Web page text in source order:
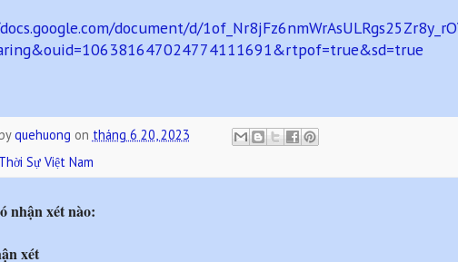
document/d/
quehuong on tháng 6 20, 2023
Thời Sự Việt Nam
nhận xét nào:
xét